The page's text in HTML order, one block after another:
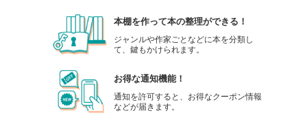
本棚を作って本の整理ができる！
ジャンルや作家ごとなどに本を分類し
て、鍵もかけられます。
お得な通知機能！
通知を許可すると、お得なクーポン情報
などが届きます。